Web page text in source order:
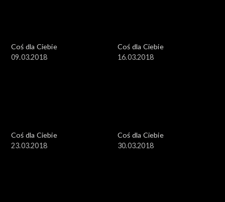
Coś dla Ciebie
09.03.2018
Coś dla Ciebie
16.03.2018
Coś dla Ciebie
23.03.2018
Coś dla Ciebie
30.03.2018